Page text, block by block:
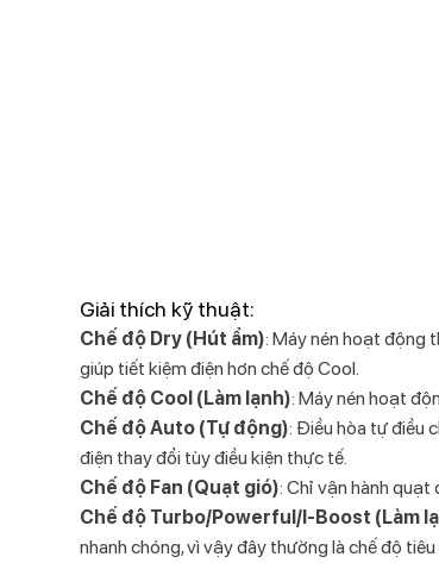
Giải thích kỹ thuật:
Chế độ Dry (Hút ẩm): Máy nén hoạt động
giúp tiết kiệm điện hơn chế độ Cool.
Chế độ Cool (Làm lạnh): Máy nén hoạt
Chế độ Auto (Tự động): Điều hòa tự điều
điện thay đổi tùy điều kiện thực tế.
Chế độ Fan (Quạt gió): Chỉ vận hành quạt
Chế độ Turbo/Powerful/I-Boost (Làm
nhanh chóng, vì vậy đây thường là chế độ